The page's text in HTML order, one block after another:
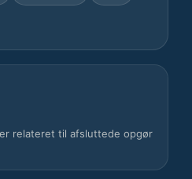
relateret til afsluttede opgør